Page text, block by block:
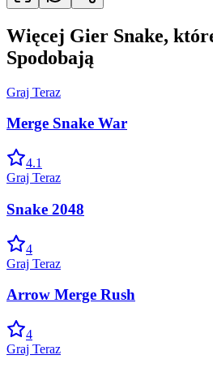
Więcej Gier Snake,
Spodobają
Graj Teraz
Merge Snake War
4.1
Graj Teraz
Snake 2048
4
Graj Teraz
Arrow Merge Rush
4
Graj Teraz